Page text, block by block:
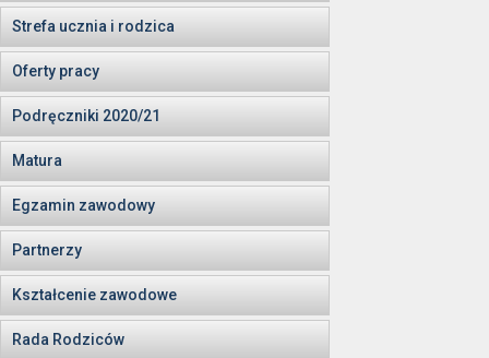
Strefa ucznia i rodzica
Oferty pracy
Podręczniki 2020/21
Matura
Egzamin zawodowy
Partnerzy
Kształcenie zawodowe
Rada Rodziców